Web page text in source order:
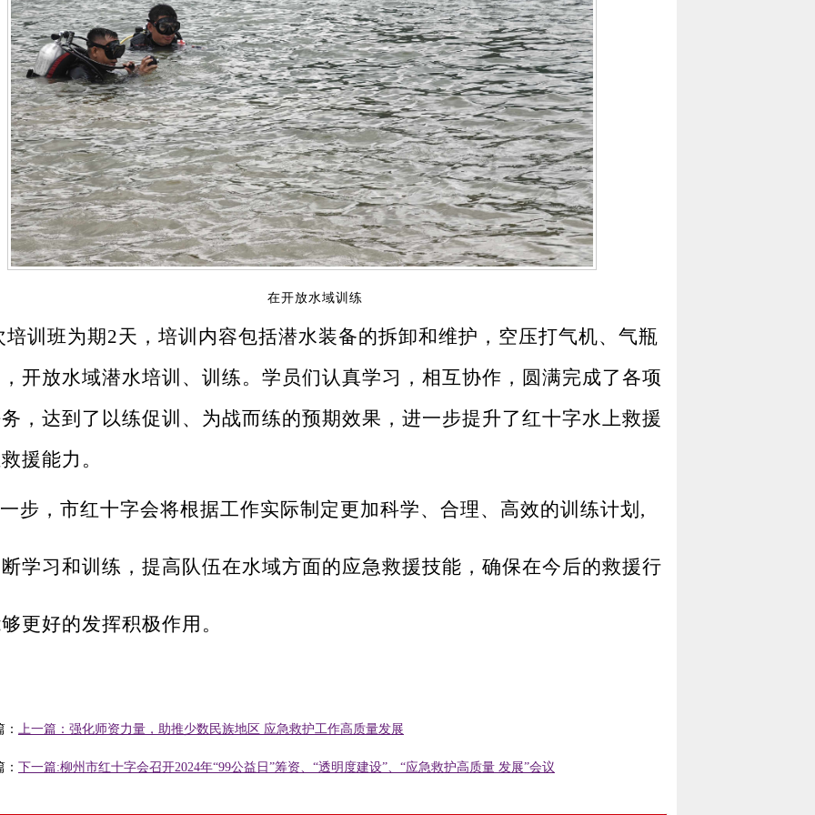
在开放水域训练
培训班为期2天，培训内容包括潜水装备的拆卸和维护，空压打气机、气瓶
开放水域潜水培训、训练。 学员们认真学习，相互协作，圆满完成了各项
，达到了以练促训、为战而练的预期效果，进一步提升了红十字水上救援
援能力。
步，市红十字会将根据工作实际制定更加科学、合理、高效的训练计划,
学习和训练，提高队伍在水域方面的应急救援技能，确保在今后的救援行
更好的发挥积极作用。
上一篇：强化师资力量，助推少数民族地区 应急救护工作高质量发展
下一篇:柳州市红十字会召开2024年“99公益日”筹资、“透明度建设”、“应急救护高质量 发展”会议